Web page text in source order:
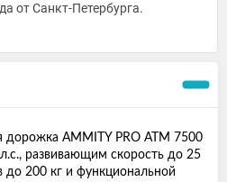
от Санкт-Петербурга.
дорожка AMMITY PRO ATM 7500
развивающим скорость до 25
до 200 кг и функциональной